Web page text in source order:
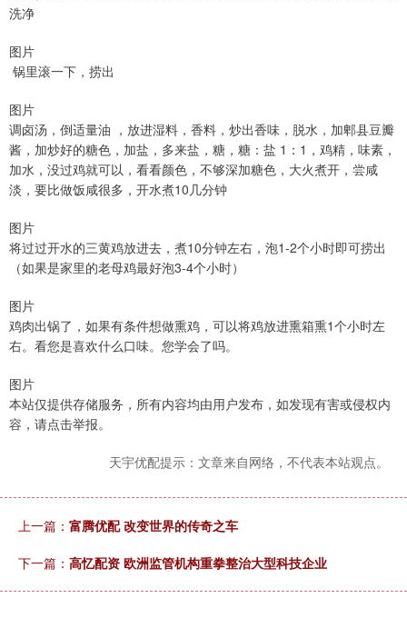
洗净
图片
锅里滚一下，捞出
图片
调卤汤，倒适量油 ，放进湿料，香料，炒出香味，脱水，加郫县豆瓣
酱，加炒好的糖色，加盐，多来盐，糖，糖：盐 1：1，鸡精，味素，
加水，没过鸡就可以，看看颜色，不够深加糖色，大火煮开，尝咸
淡，要比做饭咸很多，开水煮10几分钟
图片
将过过开水的三黄鸡放进去，煮10分钟左右，泡1-2个小时即可捞出
（如果是家里的老母鸡最好泡3-4个小时）
图片
鸡肉出锅了，如果有条件想做熏鸡，可以将鸡放进熏箱熏1个小时左
右。看您是喜欢什么口味。您学会了吗。
图片
本站仅提供存储服务，所有内容均由用户发布，如发现有害或侵权内
容，请点击举报。
天宇优配提示：文章来自网络，不代表本站观点。
上一篇： 富腾优配 改变世界的传奇之车
下一篇： 高忆配资 欧洲监管机构重拳整治大型科技企业